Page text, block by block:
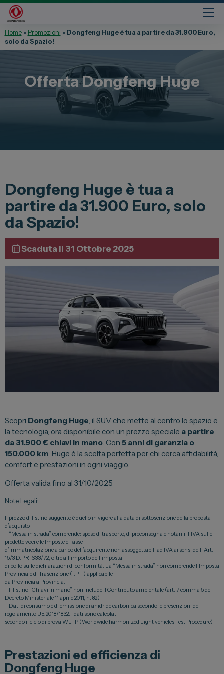
Automobili
Abarth
Lancia
Opel
Citroen
Leapmotor
Toyota
DR
Dongfeng
Veicoli Commerciali
Fiat Professional
Servizi
Officina
Carrozzeria
Vendi la tua auto
Soluzioni Business
Convenzioni
Dipendenti Stellantis
Promozioni
Gruppo Spazio
Il Gruppo Spazio
Impegno per l’Ambiente
Impegno per il Sociale
Sedi e Recapiti
News ed Eventi
Home» Promozioni » Dongfeng Huge è tua a partire da 31.900 Euro,
solo da Spazio!
OffertaDongfengHuge
Dongfeng Huge è tua a
partire da 31.900 Euro, solo
da Spazio!
Scaduta il 31 Ottobre 2025
Scopri Dongfeng Huge , il SUV che mette al centro lo spazio e
la tecnologia, ora disponibile con un prezzo speciale a partire
da 31.900 € chiavi in mano. Con 5 anni di garanzia o
150.000 km, Huge è la scelta perfetta per chi cerca affidabilità,
comfort e prestazioni in ogni viaggio.
Offerta valida fino al 31/10/2025
Note Legali:
Il prezzo di listino suggerito è quello in vigore alla data di sottoscrizione della proposta
d’acquisto.
– “Messa in strada” comprende: spese di trasporto, di preconsegna e notarili, l’IVA sulle
predette voci e le Imposte e Tasse
d’Immatricolazione a carico dell’acquirente non assoggettabili ad IVA ai sensi dell’ Art.
15/3 D.P.R. 633/72, oltre all’importo dell’imposta
di bollo sulle dichiarazioni di conformità. La “Messa in strada” non comprende l’Imposta
Provinciale di Trascrizione (I.P.T.) applicabile
da Provincia a Provincia.
– Il listino “Chiavi in mano” non include il Contributo ambientale (art. 7 comma 5 del
Decreto Ministeriale 11 aprile 2011, n. 82).
– Dati di consumo e di emissione di anidride carbonica secondo le prescrizioni del
regolamento UE 2018/1832. I dati sono calcolati
secondo il ciclo di prova WLTP (Worldwide harmonized Light vehicles Test Procedure).
Prestazioni ed efficienza di
Dongfeng Huge